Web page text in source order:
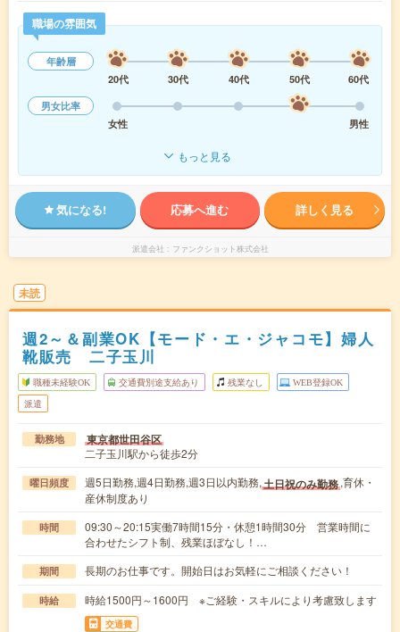
職場の雰囲気
年齢層
20代
30代 40代 50代
60代
男女比率
女性
男性
もっと見る
気になる! 応募へ進む 詳しく見る
派遣会社 ファンクショット株式会社
未読
週2～＆副業OK【モード・エ・ジャコモ】婦人
靴販売 二子玉川
職種未経験OK 交通費別途支給あり 残業なし WEB登録OK
派遣
勤務地 東京都世田谷区
二子玉川駅から徒歩2分
曜日頻度 週5日勤務,週4日勤務,週3日以内勤務,土日祝のみ勤務,育休・
産休制度あり
時間
09:30～20:15実働7時間15分・休憩1時間30分 営業時間に
合わせたシフト制、残業ほぼなし！…
期間 長期のお仕事です。開始日はお気軽にご相談ください！
時給 時給1500円～1600円 ※ご経験・スキルにより考慮致します
交通費